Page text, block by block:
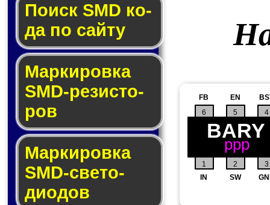
Поиск SMD ко­
да по сай­ту
Маркировка
SMD-ре­зис­то­
ров
Маркировка
SMD-све­то­
дио­дов
1 2 3
4
IN SW
EN
5
6
FB
BARY
ppp